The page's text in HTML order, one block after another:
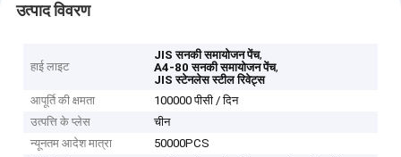
उत्पाद विवरण
हाई लाइट
JIS सनकी समायोजन पेंच,
A4-80 सनकी समायोजन पेंच,
JIS स्टेनलेस स्टील रिवेट्स
आपूर्ति की क्षमता
100000 पीसी / दिन
उत्पत्ति के प्लेस
चीन
न्यूनतम आदेश मात्रा
50000PCS